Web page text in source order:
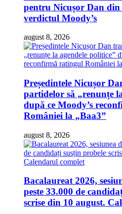
pentru Nicușor Dan
verdictul Moody’s
august 8, 2026
Președintele Nicușor
partidelor să „renunțe
după ce Moody’s
României la „Baa3”
august 8, 2026
Bacalaureat 2026,
peste 33.000 de
scrise din 10 august.